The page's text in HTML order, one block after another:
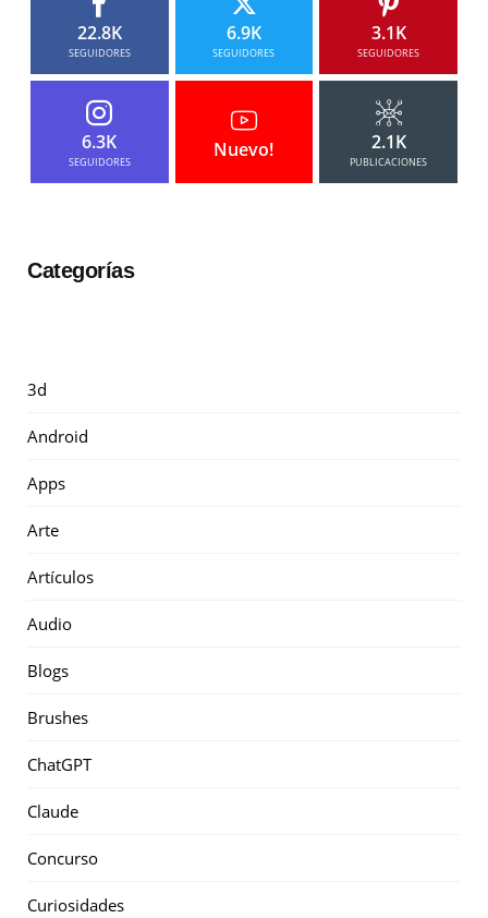
22.8K
SEGUIDORES
6.9K
SEGUIDORES
3.1K
SEGUIDORES
6.3K
SEGUIDORES
Nuevo! 2.1K
PUBLICACIONES
Categorías
3d
Android
Apps
Arte
Artículos
Audio
Blogs
Brushes
ChatGPT
Claude
Concurso
Curiosidades